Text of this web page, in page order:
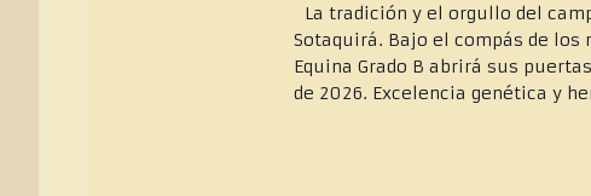
a
f
e
c
La tradición y el orgullo del
Sotaquirá. Bajo el compás de los
Equina Grado B abrirá sus
de 2026. Excelencia genética y